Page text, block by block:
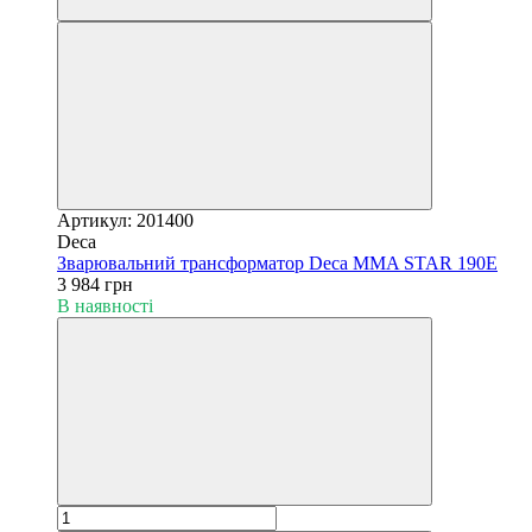
Артикул: 201400
Deca
Зварювальний трансформатор Deca MMA STAR 190E
3 984 грн
В наявності